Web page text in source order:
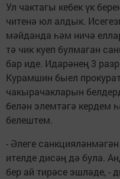
Ул чактагы кебек үк
читенә юл алдык.
мәйданда һәм ничә
тә чик куеп булмаган
бар иде. Идарәнең 3
Курамшин быел
чакырачакларын
белән элемтәгә кердем
белештем.
- Әлеге
ителде дисәң дә була.
бер ай тирәсе эшләде, -